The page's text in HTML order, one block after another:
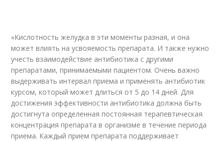
«Кислотность желудка в эти моменты разная, и она
может влиять на усвояемость препарата. И также нужно
учесть взаимодействие антибиотика с другими
препаратами, принимаемыми пациентом. Очень важно
выдерживать интервал приема и применять антибиотик
курсом, который может длиться от 5 до 14 дней. Для
достижения эффективности антибиотика должна быть
достигнута определенная постоянная терапевтическая
концентрация препарата в организме в течение периода
приема. Каждый прием препарата поддерживает